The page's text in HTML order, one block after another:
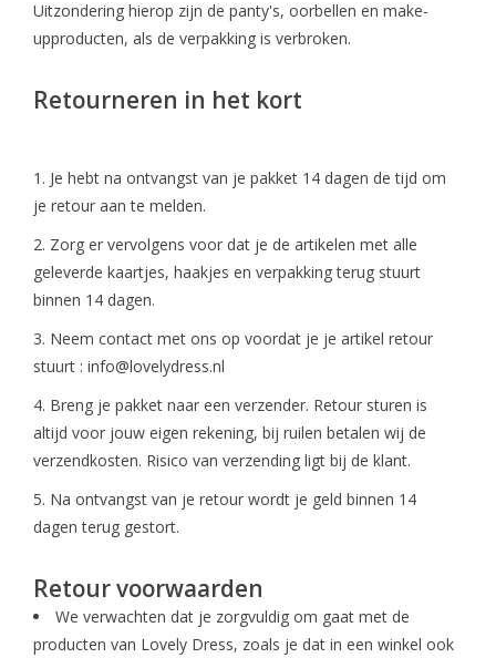
Uitzondering hierop zijn de panty's, oorbellen en make-
upproducten, als de verpakking is verbroken.
Retourneren in het kort
1. Je hebt na ontvangst van je pakket 14 dagen de tijd om
je retour aan te melden.
2. Zorg er vervolgens voor dat je de artikelen met alle
geleverde kaartjes, haakjes en verpakking terug stuurt
binnen 14 dagen.
3. Neem contact met ons op voordat je je artikel retour
stuurt : info@lovelydress.nl
4. Breng je pakket naar een verzender. Retour sturen is
altijd voor jouw eigen rekening, bij ruilen betalen wij de
verzendkosten. Risico van verzending ligt bij de klant.
5. Na ontvangst van je retour wordt je geld binnen 14
dagen terug gestort.
Retour voorwaarden
We verwachten dat je zorgvuldig om gaat met de
producten van Lovely Dress, zoals je dat in een winkel ook